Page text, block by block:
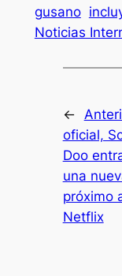
gusano
Noticias
←
oficial,
Doo
una
próximo
Netflix